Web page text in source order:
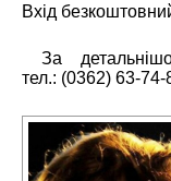
Вхід
За
тел.: (0362) 63-